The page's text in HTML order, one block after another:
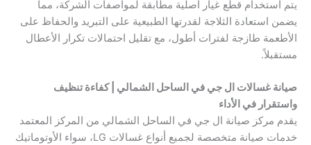
يتم استخدام قطع غيار أصلية مطابقة لمواصفات الشركة، مما
يضمن استعادة الثلاجة لقدرتها الطبيعية على التبريد والحفاظ على
الأطعمة طازجة لفترات أطول، مع تقليل احتمالات تكرار الأعطال
مستقبلاً.
صيانة غسالات ال جي في الساحل الشمالي | كفاءة تنظيف
واستقرار في الأداء
يقدم مركز صيانة ال جي في الساحل الشمالي من المركز المعتمد
خدمات صيانة متخصصة لجميع أنواع غسالات LG، سواء الأوتوماتيك